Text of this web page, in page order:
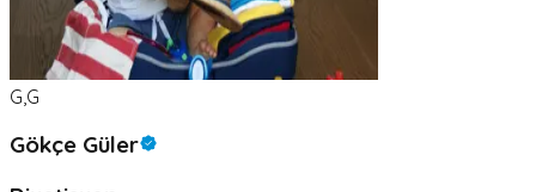
G,G
Gökçe Güler